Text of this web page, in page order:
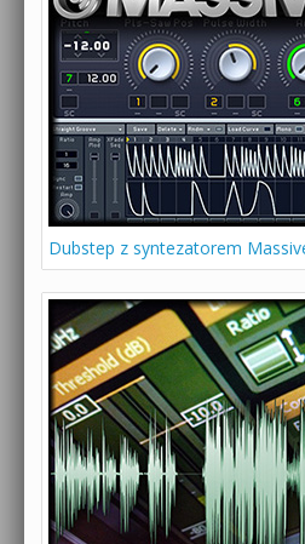
Dubstep z syntezatorem